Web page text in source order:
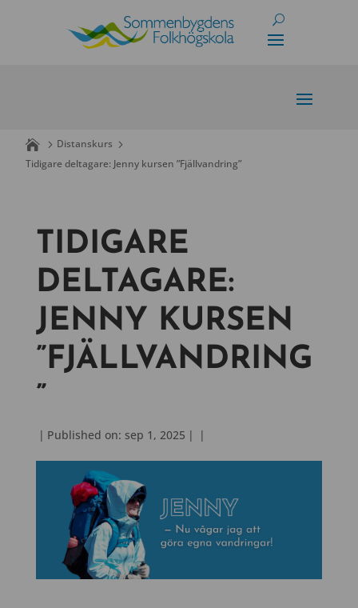
Distanskurs
Tidigare deltagare: Jenny kursen ”Fjällvandring”
TIDIGARE
DELTAGARE:
JENNY KURSEN
”FJÄLLVANDRING
”
| Published on: sep 1, 2025 | |